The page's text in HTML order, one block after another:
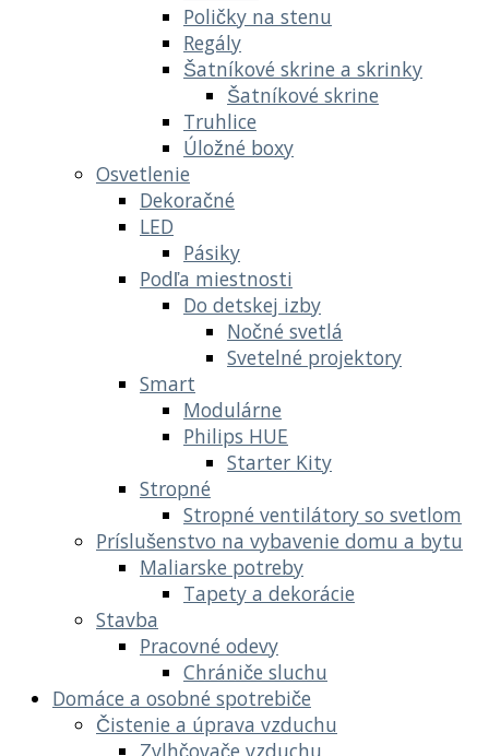
Poličky na stenu
Regály
Šatníkové skrine a skrinky
Šatníkové skrine
Truhlice
Úložné boxy
Osvetlenie
Dekoračné
LED
Pásiky
Podľa miestnosti
Do detskej izby
Nočné svetlá
Svetelné projektory
Smart
Modulárne
Philips HUE
Starter Kity
Stropné
Stropné ventilátory so svetlom
Príslušenstvo na vybavenie domu a bytu
Maliarske potreby
Tapety a dekorácie
Stavba
Pracovné odevy
Chrániče sluchu
Domáce a osobné spotrebiče
Čistenie a úprava vzduchu
Zvlhčovače vzduchu